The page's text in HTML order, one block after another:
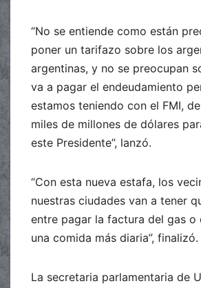
“No se entiende como están
poner un tarifazo sobre los
argentinas, y no se preocupan
va a pagar el endeudamiento
estamos teniendo con el FMI,
miles de millones de dólares
este Presidente”, lanzó.
“Con esta nueva estafa, los
nuestras ciudades van a tener
entre pagar la factura del gas o
una comida más diaria”, finalizó.
La secretaria parlamentaria de